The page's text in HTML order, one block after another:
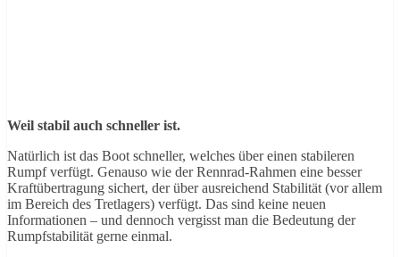
Weil stabil auch schneller ist.
Natürlich ist das Boot schneller, welches über einen stabileren
Rumpf verfügt. Genauso wie der Rennrad-Rahmen eine besser
Kraftübertragung sichert, der über ausreichend Stabilität (vor allem
im Bereich des Tretlagers) verfügt. Das sind keine neuen
Informationen – und dennoch vergisst man die Bedeutung der
Rumpfstabilität gerne einmal.